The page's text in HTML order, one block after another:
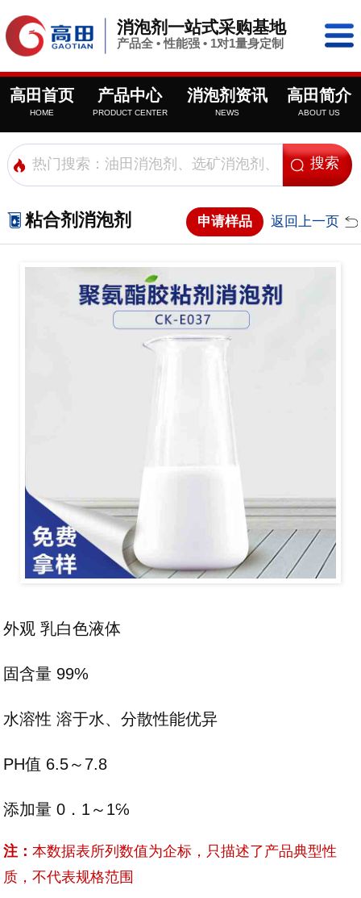
消泡剂一站式采购基地
产品全 • 性能强 • 1对1量身定制
高田首页
HOME
产品中心
PRODUCT CENTER
消泡剂资讯
NEWS
高田简介
ABOUT US
粘合剂消泡剂 申请样品 返回上一页
外观 乳白色液体
固含量 99%
水溶性 溶于水、分散性能优异
PH值 6.5～7.8
添加量 0．1～1℅
注：本数据表所列数值为企标，只描述了产品典型性
质，不代表规格范围